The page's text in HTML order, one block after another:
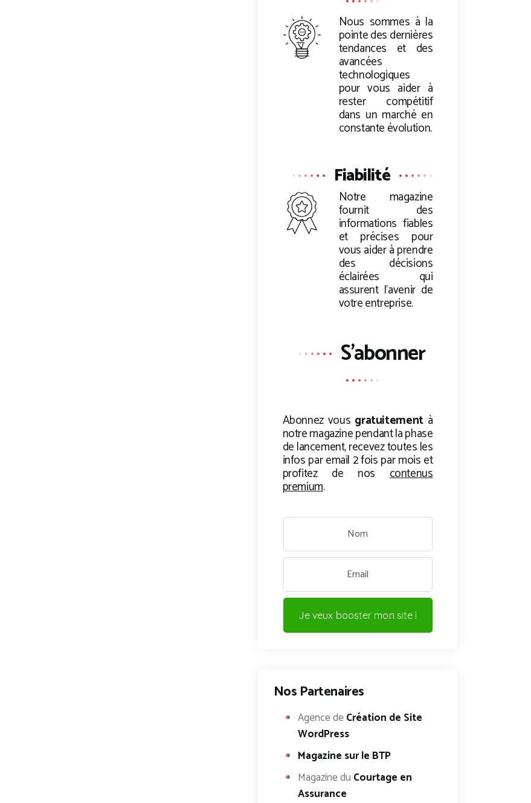
Nous sommes à la
pointe des dernières
tendances et des
avancées
technologiques
pour vous aider à
rester compétitif
dans un marché en
constante évolution.
Fiabilité
Notre magazine
fournit des
informations fiables
et précises pour
vous aider à prendre
des décisions
éclairées qui
assurent l’avenir de
votre entreprise.
S'abonner
Abonnez vous gratuitementà
notre magazine pendant la phase
de lancement, recevez toutes les
infos par email 2 fois par mois et
profitez de noscontenus
premium.
Je veux booster mon site !
Nos Partenaires
Agence deCréation de Site
WordPress
Magazine sur le BTP
Magazine du Courtage en
Assurance